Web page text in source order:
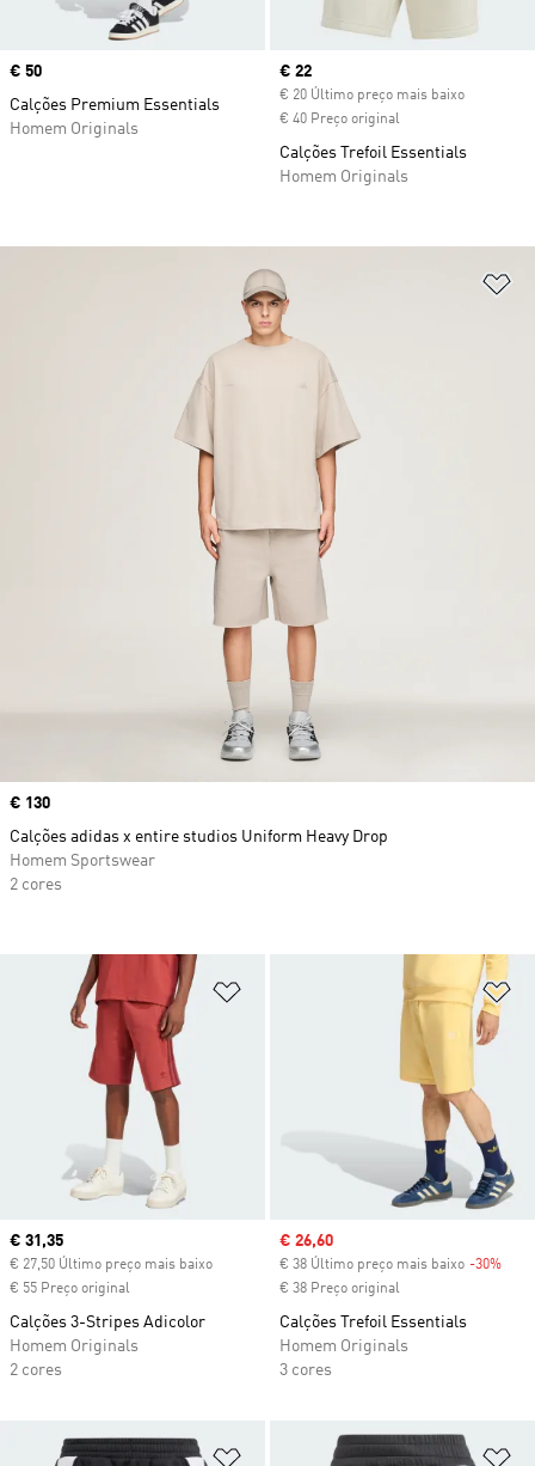
Price
€ 50
Calções Premium Essentials
Homem Originals
Current price
€ 22
€ 20 Último preço mais baixo
€ 40 Preço original
Calções Trefoil Essentials
Homem Originals
Adicionar à Lista de Desejos
Current price
€ 31,35
€ 27,50 Último preço mais baixo
€ 55 Preço original
Calções 3-Stripes Adicolor
Homem Originals
2 cores
Sale price
€ 26,60
€ 38 Último preço mais baixo -30%
€ 38 Preço original
Calções Trefoil Essentials
Homem Originals
3 cores
Adicionar à Lista de Desejos
Price
€ 130
Calções adidas x entire studios Uniform Heavy Drop
Homem Sportswear
2 cores